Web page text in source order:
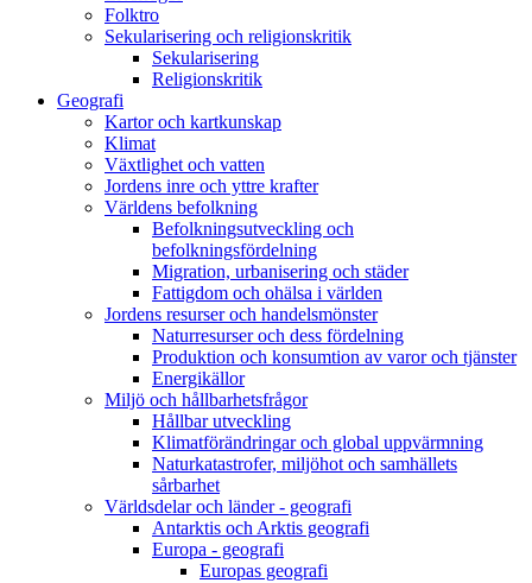
Folktro
Sekularisering och religionskritik
Sekularisering
Religionskritik
Geografi
Kartor och kartkunskap
Klimat
Växtlighet och vatten
Jordens inre och yttre krafter
Världens befolkning
Befolkningsutveckling och
befolkningsfördelning
Migration, urbanisering och städer
Fattigdom och ohälsa i världen
Jordens resurser och handelsmönster
Naturresurser och dess fördelning
Produktion och konsumtion av varor och tjänster
Energikällor
Miljö och hållbarhetsfrågor
Hållbar utveckling
Klimatförändringar och global uppvärmning
Naturkatastrofer, miljöhot och samhällets
sårbarhet
Världsdelar och länder - geografi
Antarktis och Arktis geografi
Europa - geografi
Europas geografi